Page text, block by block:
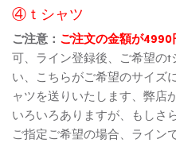
④ｔシャツ
ご注意： ご注文の金額が4990
可、ライン登録後、ご希望の
い、こちらがご希望のサイズ
ャツを送りいたします、弊店
いろいろありますが、もしさ
ご指定ご希望の場合、ライン